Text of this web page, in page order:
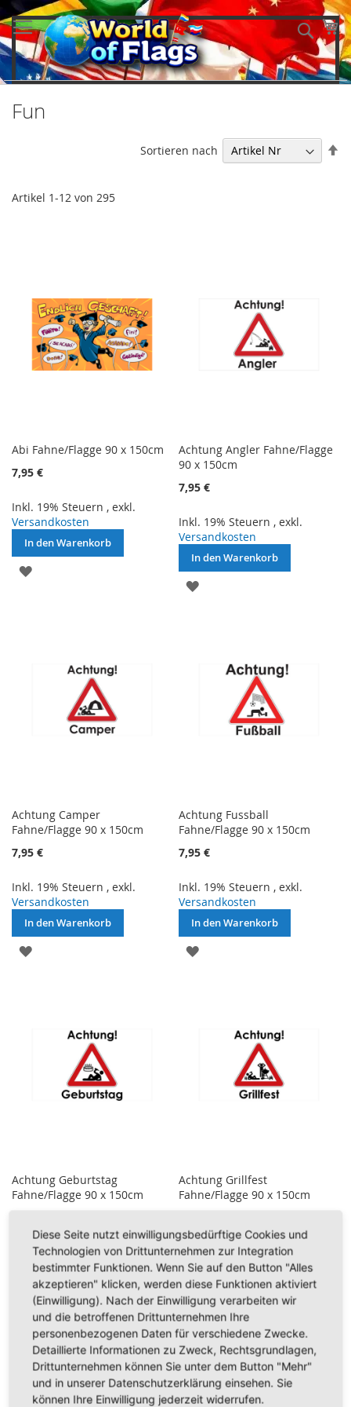
Direkt
zum
Inhalt
Fun
Artikel 1-12 von 295
Sortieren nach
Abi Fahne/Flagge 90 x 150cm
7,95 €
Inkl. 19% Steuern , exkl.
Versandkosten
In den Warenkorb
ZUR
Achtung Angler Fahne/Flagge
90 x 150cm
7,95 €
Inkl. 19% Steuern ,exkl.
Versandkosten
In den Warenkorb
ZUR
Achtung Camper
Fahne/Flagge 90 x 150cm
7,95 €
Inkl. 19% Steuern , exkl.
Versandkosten
In den Warenkorb
ZUR
Achtung Fussball
Fahne/Flagge 90 x 150cm
7,95 €
Inkl. 19% Steuern ,exkl.
Versandkosten
In den Warenkorb
ZUR
Achtung Geburtstag
Fahne/Flagge 90 x 150cm
Inkl. 19% Steuern,exkl.
Versandkosten
In den Warenkorb
ZUR
WUNSCHLISTE
HINZUFÜGEN
Achtung Grillfest
Fahne/Flagge 90 x 150cm
Inkl. 19% Steuern,exkl.
Versandkosten
In den Warenkorb
ZUR
WUNSCHLISTE
HINZUFÜGEN
Diese Seite nutzt einwilligungsbedürftige Cookies und
Technologien von Drittunternehmen zur Integration
bestimmter Funktionen. Wenn Sie auf den Button "Alles
akzeptieren" klicken, werden diese Funktionen aktiviert
(Einwilligung). Nach der Einwilligung verarbeiten wir
und die betroffenen Drittunternehmen Ihre
personenbezogenen Daten für verschiedene Zwecke.
Detaillierte Informationen zu Zweck, Rechtsgrundlagen,
Drittunternehmen können Sie unter dem Button "Mehr"
und in unserer Datenschutzerklärung einsehen. Sie
können Ihre Einwilligung jederzeit widerrufen.